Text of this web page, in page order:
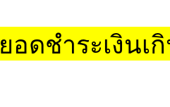
ยอดชำระเงินเ